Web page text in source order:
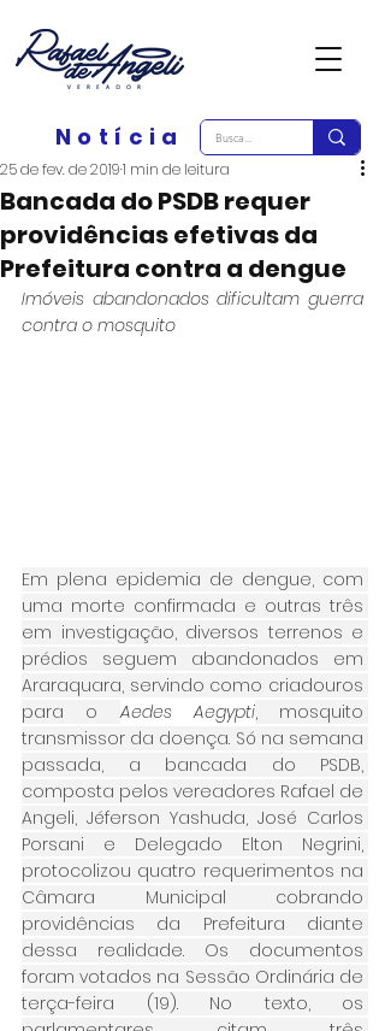
Notícia
Bancada do PSDB requer
providências efetivas da
Prefeitura contra a dengue
25 de fev. de 20191 min de leitura
Imóveis abandonados dificultam guerra
contra o mosquito
Em plena epidemia de dengue, com
uma morte confirmada e outras três
em investigação, diversos terrenos e
prédios seguem abandonados em
Araraquara, servindo como criadouros
para o Aedes Aegypti, mosquito
transmissor da doença. Só na semana
passada, a bancada do PSDB,
composta pelos vereadores Rafael de
Angeli, Jéferson Yashuda, José Carlos
Porsani e Delegado Elton Negrini,
protocolizou quatro requerimentos na
Câmara Municipal cobrando
providências da Prefeitura diante
dessa realidade. Os documentos
foram votados na Sessão Ordinária de
terça-feira (19). No texto, os